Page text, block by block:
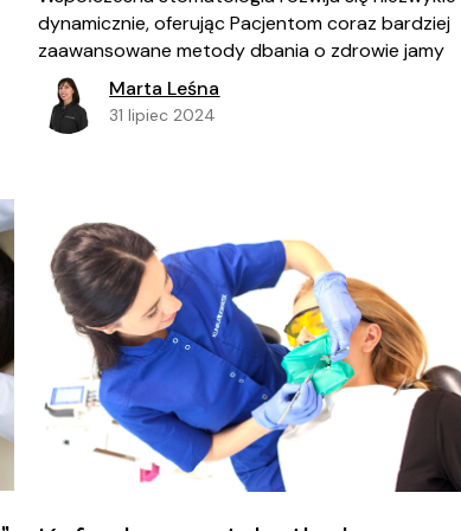
dynamicznie, oferując Pacjentom coraz bardziej
zaawansowane metody dbania o zdrowie jamy
ustnej. Jedną z najnowszych i najbardziej
innowacyjnych technik jest protokół higienizacji
Guided Biofilm Therapy (GBT), który zyskuje coraz
Marta Leśna
31 lipiec 2024